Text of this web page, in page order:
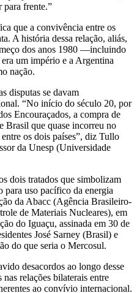
para frente.”
que a convivência entre os
A história dessa relação, aliás,
dos anos 1980 —incluindo
um império e a Argentina
nação.
disputas se davam
“No início do século 20, por
Encouraçados, a compra de
Brasil que quase incorreu no
os dois países”, diz Tullo
da Unesp (Universidade
dois tratados que simbolizam
para uso pacífico da energia
da Abacc (Agência Brasileiro-
de Materiais Nucleares), em
do Iguaçu, assinada em 30 de
José Sarney (Brasil) e
do que seria o Mercosul.
desacordos ao longo desse
relações bilaterais entre
ao convívio internacional.